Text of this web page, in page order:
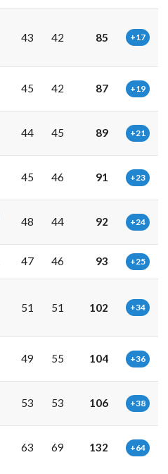
43 42 85 +17
45 42 87 +19
44 45 89 +21
45 46 91 +23
48 44 92 +24
47 46 93 +25
51 51 102 +34
49 55 104 +36
53 53 106 +38
63 69 132 +64